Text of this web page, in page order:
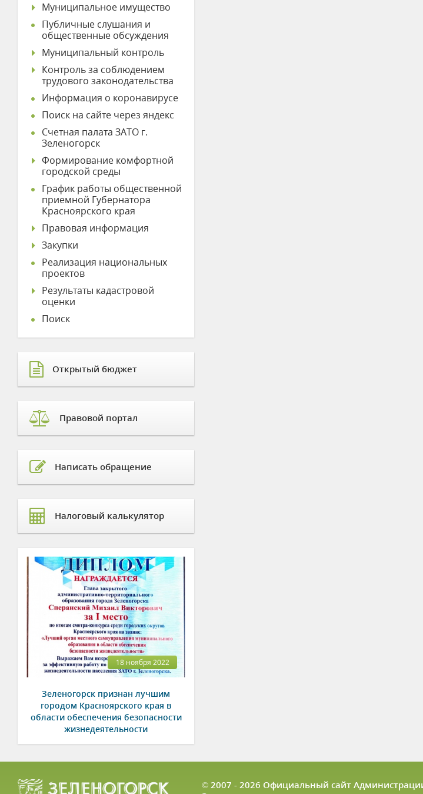
Муниципальное имущество
Публичные слушания и
общественные обсуждения
Муниципальный контроль
Контроль за соблюдением
трудового законодательства
Информация о коронавирусе
Поиск на сайте через яндекс
Счетная палата ЗАТО г.
Зеленогорск
Формирование комфортной
городской среды
График работы общественной
приемной Губернатора
Красноярского края
Правовая информация
Закупки
Реализация национальных
проектов
Результаты кадастровой
оценки
Поиск
Открытый бюджет
Правовой портал
Написать обращение
Налоговый калькулятор
18 ноября 2022
Зеленогорск признан лучшим
городом Красноярского края в
области обеспечения безопасности
жизнедеятельности
© 2007 - 2026 Официальный сайт